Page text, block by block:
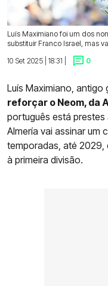
Luís Maximiano foi um dos
substituir Franco Israel, mas
10 Set 2025 | 18:31 |
0
Luís Maximiano, antigo
reforçar o Neom, da
português está
Almería vai assinar um
temporadas, até
à primeira divisão.